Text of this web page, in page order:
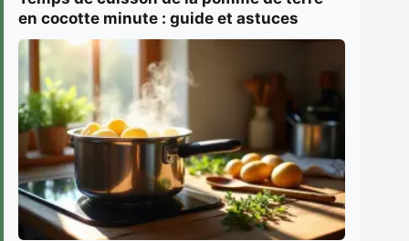
en cocotte minute : guide et astuces